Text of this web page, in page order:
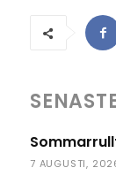
7 AUGUSTI,